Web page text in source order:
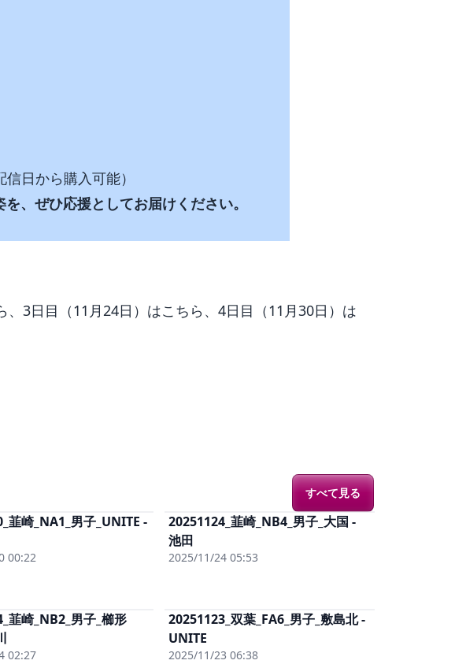
日から購入可能）
、ぜひ応援としてお届けください。
、3日目（11月24日）はこちら 、4日目（11月30日）は
すべて見る
単体視聴 (有料)
韮崎_NA1_男子_UNITE -
00:22
単体視聴 (有料)
20251124_韮崎_NB4_男子_大国 -
池田
2025/11/24 05:53
単体視聴 (有料)
韮崎_NB2_男子_櫛形
02:27
単体視聴 (有料)
20251123_双葉_FA6_男子_敷島北 -
UNITE
2025/11/23 06:38